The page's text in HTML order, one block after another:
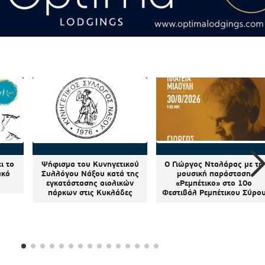
το
Ψήφισμα του Κυνηγετικού
Συλλόγου Νάξου κατά της
εγκατάστασης αιολικών
πάρκων στις Κυκλάδες
Ο Γιώργος Νταλάρας με τη
μουσική παράσταση
«Ρεμπέτικο» στο 10ο
Φεστιβάλ Ρεμπέτικου